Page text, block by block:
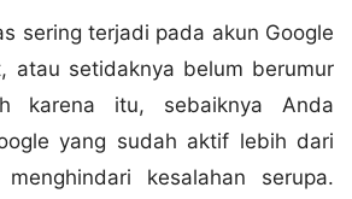
sering terjadi pada akun Google
atau setidaknya belum berumur
karena itu, sebaiknya Anda
yang sudah aktif lebih dari
kesalahan serupa.